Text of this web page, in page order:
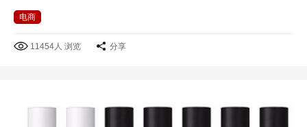
电商
11454人 浏览 分享